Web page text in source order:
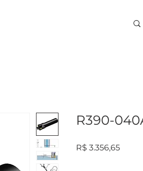
R390-
R$ 3.356,65Preço